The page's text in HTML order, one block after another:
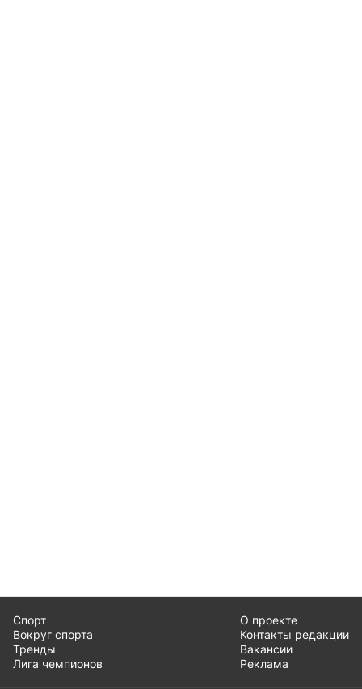
Спорт
Вокруг спорта
Тренды
Лига чемпионов
О проекте
Контакты редакции
Вакансии
Реклама